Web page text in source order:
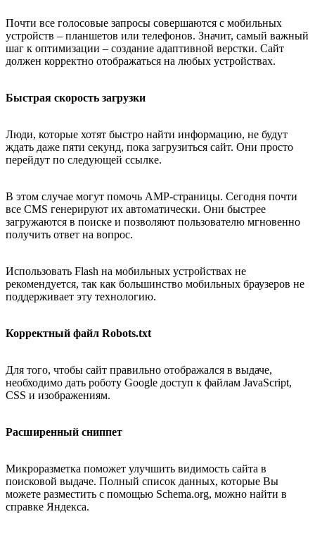
Почти все голосовые запросы совершаются с мобильных
устройств – планшетов или телефонов. Значит, самый важный
шаг к оптимизации – создание адаптивной верстки. Сайт
должен корректно отображаться на любых устройствах.
Быстрая скорость загрузки
Люди, которые хотят быстро найти информацию, не будут
ждать даже пяти секунд, пока загрузиться сайт. Они просто
перейдут по следующей ссылке.
В этом случае могут помочь AMP-страницы. Сегодня почти
все CMS генерируют их автоматически. Они быстрее
загружаются в поиске и позволяют пользователю мгновенно
получить ответ на вопрос.
Использовать Flash на мобильных устройствах не
рекомендуется, так как большинство мобильных браузеров не
поддерживает эту технологию.
Корректный файл Robots.txt
Для того, чтобы сайт правильно отображался в выдаче,
необходимо дать роботу Google доступ к файлам JavaScript,
CSS и изображениям.
Расширенный сниппет
Микроразметка поможет улучшить видимость сайта в
поисковой выдаче. Полный список данных, которые Вы
можете разместить с помощью Schema.org, можно найти в
справке Яндекса.